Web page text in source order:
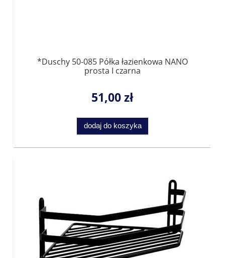
*Duschy 50-085 Półka łazienkowa NANO
prosta I czarna
51,00 zł
dodaj do koszyka